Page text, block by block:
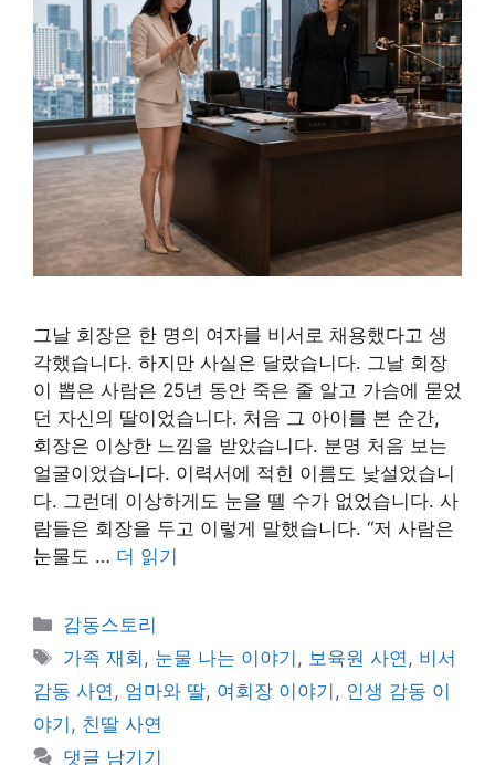
그날 회장은 한 명의 여자를 비서로 채용했다고 생
각했습니다. 하지만 사실은 달랐습니다. 그날 회장
이 뽑은 사람은 25년 동안 죽은 줄 알고 가슴에 묻었
던 자신의 딸이었습니다. 처음 그 아이를 본 순간,
회장은 이상한 느낌을 받았습니다. 분명 처음 보는
얼굴이었습니다. 이력서에 적힌 이름도 낯설었습니
다. 그런데 이상하게도 눈을 뗄 수가 없었습니다. 사
람들은 회장을 두고 이렇게 말했습니다. “저 사람은
눈물도 … 더 읽기
카
테
고
리
감동스토리
태
그
가족 재회 , 눈물 나는 이야기 , 보육원 사연 , 비서
감동 사연 , 엄마와 딸, 여회장 이야기 , 인생 감동 이
야기 , 친딸 사연
댓글 남기기